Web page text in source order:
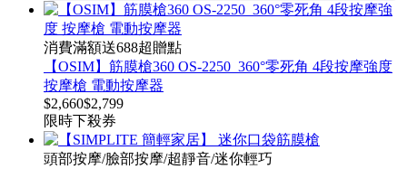
消費滿額送688超贈點
【OSIM】筋膜槍360 OS-2250_360°零死角 4段按摩強度
按摩槍 電動按摩器
$2,660$2,799
限時下殺券
頭部按摩/臉部按摩/超靜音/迷你輕巧